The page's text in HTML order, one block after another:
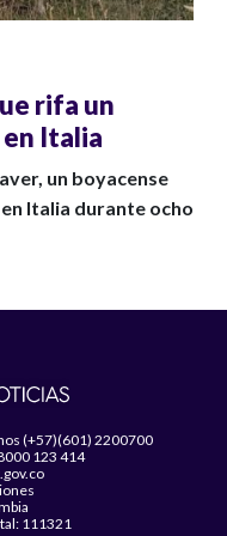
rifa un
Italia
un boyacense
Italia durante ocho
(+57)(601) 2200700
123 414
111321